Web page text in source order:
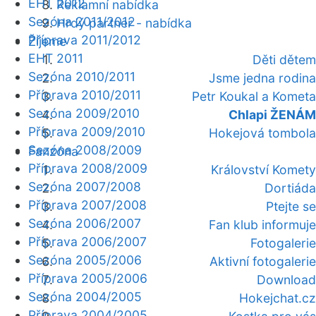
Reklamní nabídka
Hrdý partner - nabídka
Žijeme
Děti dětem
Jsme jedna rodina
Petr Koukal a Kometa
Chlapi ŽENÁM
Hokejová tombola
Fanzóna
Království Komety
Dortiáda
Ptejte se
Fan klub informuje
Fotogalerie
Aktivní fotogalerie
Download
Hokejchat.cz
EHT 2012
Sezóna 2011/2012
Příprava 2011/2012
EHT 2011
Sezóna 2010/2011
Příprava 2010/2011
Sezóna 2009/2010
Příprava 2009/2010
Sezóna 2008/2009
Příprava 2008/2009
Sezóna 2007/2008
Příprava 2007/2008
Sezóna 2006/2007
Příprava 2006/2007
Sezóna 2005/2006
Příprava 2005/2006
Sezóna 2004/2005